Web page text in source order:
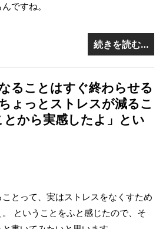
ですね。
続きを読む…
ることはすぐ終わらせる
ょっとストレスが減るこ
から実感したよ」とい
とって、実はストレスをなくすため
ということをふと感じたので、そ